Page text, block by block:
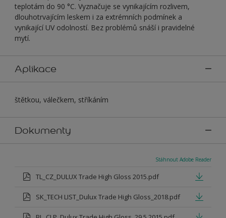
teplotám do 90 °C. Vyznačuje se vynikajícím rozlivem,
dlouhotrvajícím leskem i za extrémních podmínek a
vynikající UV odolností. Bez problémů snáší i pravidelné
mytí.
Aplikace
štětkou, válečkem, stříkáním
Dokumenty
Stáhnout Adobe Reader
TL_CZ_DULUX Trade High Gloss 2015.pdf
SK_TECH LIST_Dulux Trade High Gloss_2018.pdf